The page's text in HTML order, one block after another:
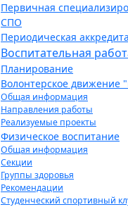
Первичная
СПО
Периодическая
Воспитательная
Планирование
Волонтерское движение
Общая информация
Направления работы
Реализуемые проекты
Физическое воспитание
Общая информация
Секции
Группы здоровья
Рекомендации
Студенческий спортивный